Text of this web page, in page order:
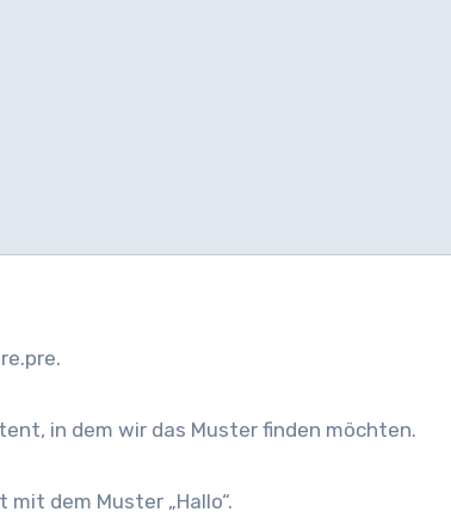
in dem wir das Muster finden möchten.
dem Muster „Hallo“.